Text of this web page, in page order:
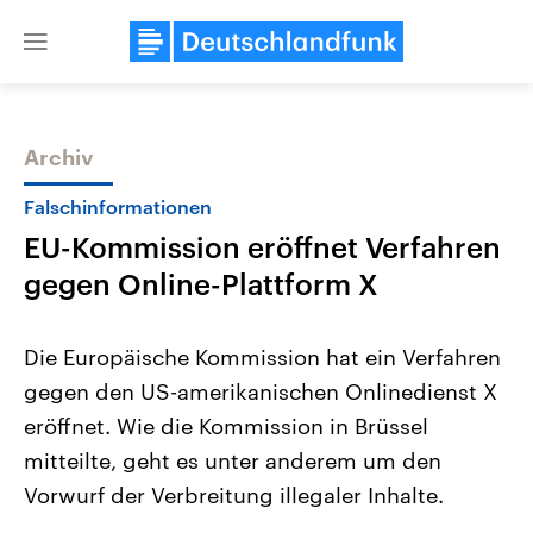
Close
Themen
Landtagswahl Sachsen-Anhalt
2026
Alle Informationen
Sachsen-Anhalt wählt am 6.
September 2026 einen neuen
Landtag. Seit 2021 wird das
USA
Aktuelle Beiträge,
Hintergründe
Wirtschaftlich und
gehören die Vereinigten
den mächtigsten Ländern
Archiv
Falschinformationen
EU-Kommission eröffnet Verfahren
gegen Online-Plattform X
Die Europäische Kommission hat ein Verfahren
gegen den US-amerikanischen Onlinedienst X
eröffnet. Wie die Kommission in Brüssel
mitteilte, geht es unter anderem um den
Vorwurf der Verbreitung illegaler Inhalte.